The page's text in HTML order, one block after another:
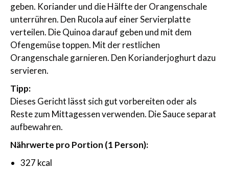
geben. Koriander und die Hälfte der Orangenschale
unterrühren. Den Rucola auf einer Servierplatte
verteilen. Die Quinoa darauf geben und mit dem
Ofengemüse toppen. Mit der restlichen
Orangenschale garnieren. Den Korianderjoghurt dazu
servieren.
Tipp:
Dieses Gericht lässt sich gut vorbereiten oder als
Reste zum Mittagessen verwenden. Die Sauce separat
aufbewahren.
Nährwerte pro Portion (1 Person):
327 kcal